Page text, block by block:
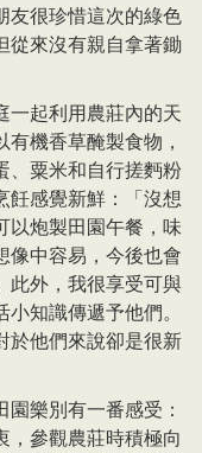
友很珍惜這次的綠色
從來沒有親自拿著鋤
一起利用農莊內的天
機香草醃製食物，
、粟米和自行搓麪粉
飪感覺新鮮：「沒想
以炮製田園午餐，味
像中容易，今後也會
此外，我很享受可與
知識傳遞予他們。
於他們來說卻是很新
樂別有一番感受：
，參觀農莊時積極向